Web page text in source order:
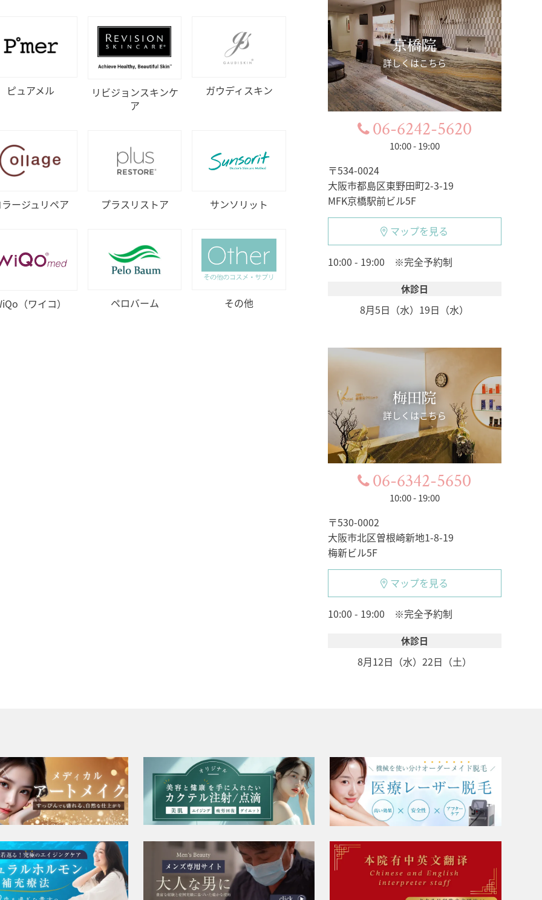
ピュアメル
リビジョンスキンケ
ア
ガウディスキン
ージュリペア プラスリストア サンソリット
（ワイコ） ペロバーム その他
京橋院
詳しくはこちら
06-6242-5620
10:00 - 19:00
〒534-0024
大阪市都島区東野田町2-3-19
MFK京橋駅前ビル5F
マップを見る
10:00 - 19:00 ※完全予約制
休診日
8月5日（水） 19日（水）
梅田院
詳しくはこちら
06-6342-5650
10:00 - 19:00
〒530-0002
大阪市北区曽根崎新地1-8-19
梅新ビル5F
マップを見る
10:00 - 19:00 ※完全予約制
休診日
8月12日（水） 22日（土）